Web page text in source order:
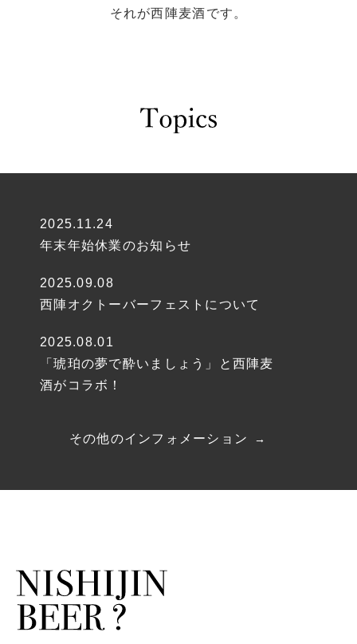
それが西陣麦酒です。
2025.11.24
年末年始休業のお知らせ
2025.09.08
西陣オクトーバーフェストについて
2025.08.01
「琥珀の夢で酔いましょう」と西陣麦
酒がコラボ！
その他のインフォメーション